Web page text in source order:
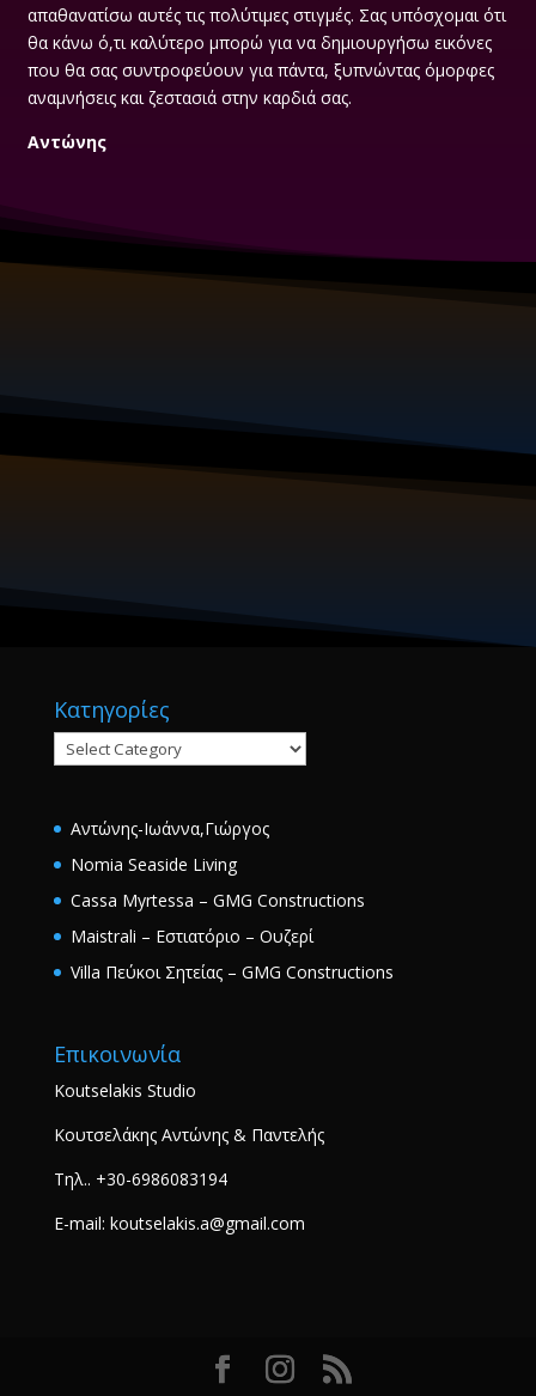
απαθανατίσω αυτές τις πολύτιμες στιγμές. Σας υπόσχομαι ότι
θα κάνω ό,τι καλύτερο μπορώ για να δημιουργήσω εικόνες
που θα σας συντροφεύουν για πάντα, ξυπνώντας όμορφες
αναμνήσεις και ζεστασιά στην καρδιά σας.
Αντώνης
Κατηγορίες
Κατηγορίες
Αντώνης-Ιωάννα,Γιώργος
Nomia Seaside Living
Cassa Myrtessa – GMG Constructions
Maistrali – Εστιατόριο – Ουζερί
Villa Πεύκοι Σητείας – GMG Constructions
Επικοινωνία
Koutselakis Studio
Κουτσελάκης Αντώνης & Παντελής
Τηλ.. +30-6986083194
E-mail: koutselakis.a@gmail.com